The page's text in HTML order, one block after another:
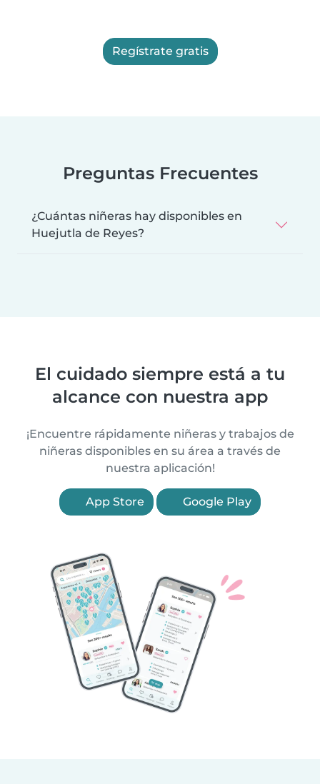
Regístrate gratis
Preguntas Frecuentes
¿Cuántas niñeras hay disponibles en
Huejutla de Reyes?
El cuidado siempre está a tu
alcance con nuestra app
¡Encuentre rápidamente niñeras y trabajos de
niñeras disponibles en su área a través de
nuestra aplicación!
App Store Google Play